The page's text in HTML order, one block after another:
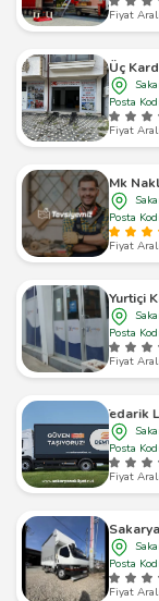
Fiyat
Üç
Posta
Fiyat
Mk
Posta
Fiyat
Yurtiçi
Posta
Fiyat
Demtaş Tedarik
Posta
Fiyat
Posta
Fiyat